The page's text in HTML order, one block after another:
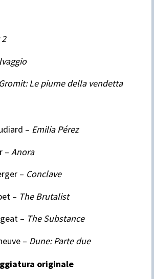
Le piume della vendetta
– Emilia Pérez
– Anora
– Conclave
– The Brutalist
– The Substance
– Dune: Parte due
originale